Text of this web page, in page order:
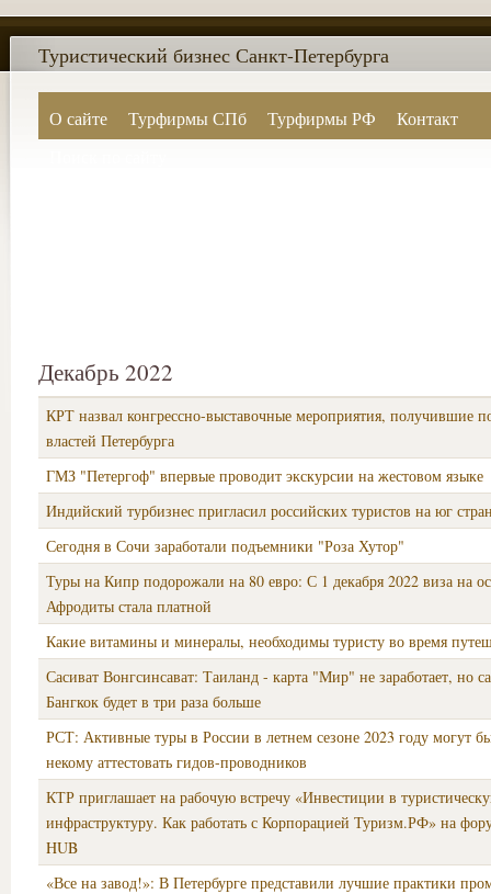
О сайте Турфирмы СПб Турфирмы РФ
Контакт
Туристический бизнес Санкт-Петербурга
Декабрь 2022
КРТ назвал конгрессно-выставочные мероприятия, получившие
властей Петербурга
ГМЗ "Петергоф" впервые проводит экскурсии на жестовом языке
Индийский турбизнес пригласил российских туристов на юг
Сегодня в Сочи заработали подъемники "Роза Хутор"
Туры на Кипр подорожали на 80 евро: С 1 декабря 2022 виза на
Афродиты стала платной
Какие витамины и минералы, необходимы туристу во время
Сасиват Вонгсинсават: Таиланд - карта "Мир" не заработает, но
Бангкок будет в три раза больше
РСТ: Активные туры в России в летнем сезоне 2023 году могут
некому аттестовать гидов-проводников
КТР приглашает на рабочую встречу «Инвестиции в
инфраструктуру. Как работать с Корпорацией Туризм.РФ» на
HUB
«Все на завод!»: В Петербурге представили лучшие практики